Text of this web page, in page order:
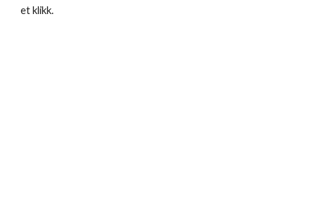
et klikk.